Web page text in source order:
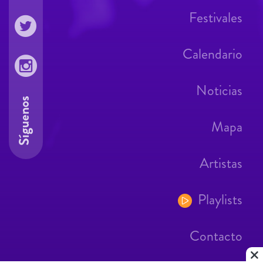
Festivales
Calendario
Noticias
Mapa
Artistas
Playlists
Contacto
Síguenos